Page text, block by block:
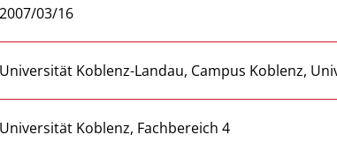
2007/03/16
Universität Koblenz-Landau, Campus Koblenz,
Universität Koblenz, Fachbereich 4